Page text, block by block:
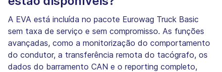
A EVA está incluída no pacote Eurowag Truck Basic
sem taxa de serviço e sem compromisso. As funções
avançadas, como a monitorização do comportamento
do condutor, a transferência remota do tacógrafo, os
dados do barramento CAN e o reporting completo,